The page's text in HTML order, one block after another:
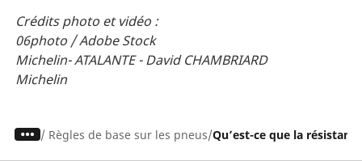
Crédits photo et vidéo :
06photo / Adobe Stock
Michelin- ATALANTE - David CHAMBRIARD
Michelin
/ Règles de base sur les pneus Qu’est-ce que la